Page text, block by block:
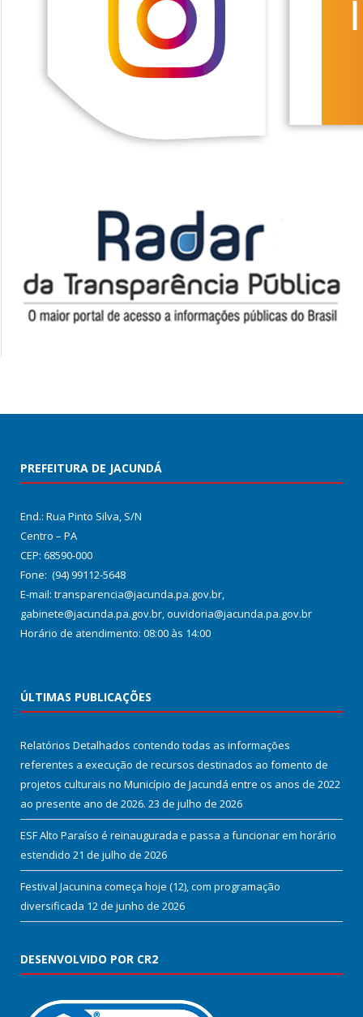
PREFEITURA DE JACUNDÁ
End.: Rua Pinto Silva, S/N
Centro – PA
CEP: 68590-000
Fone: (94) 99112-5648
E-mail: transparencia@jacunda.pa.gov.br,
gabinete@jacunda.pa.gov.br, ouvidoria@jacunda.pa.gov.br
Horário de atendimento: 08:00 às 14:00
ÚLTIMAS PUBLICAÇÕES
Relatórios Detalhados contendo todas as informações
referentes a execução de recursos destinados ao fomento de
projetos culturais no Município de Jacundá entre os anos de 2022
ao presente ano de 2026. 23 de julho de 2026
ESF Alto Paraíso é reinaugurada e passa a funcionar em horário
estendido 21 de julho de 2026
Festival Jacunina começa hoje (12), com programação
diversificada 12 de junho de 2026
DESENVOLVIDO POR CR2